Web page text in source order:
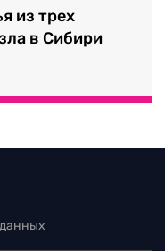
из трех
в Сибири